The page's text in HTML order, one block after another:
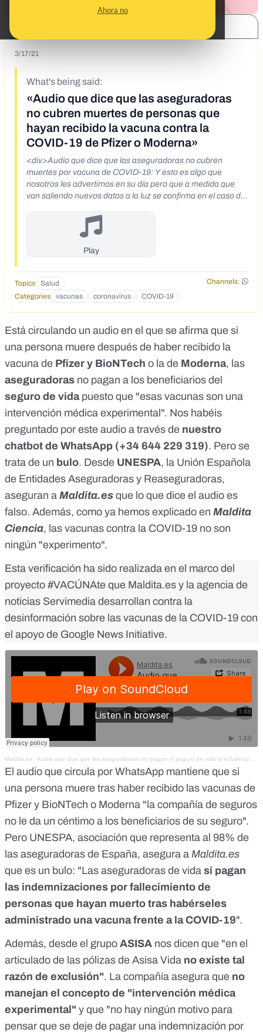
Ahora no
3/17/21
What's being said:
«Audio que dice que las aseguradoras
no cubren muertes de personas que
hayan recibido la vacuna contra la
COVID-19 de Pfizer o Moderna»
<div>Audio que dice que las aseguradoras no cubren
muertes por vacuna de COVID-19: Y esto es algo que
nosotros les advertimos en su día pero que a medida que
van saliendo nuevos datos a la luz se confirma en el caso de
vacuna de Pfizer o Moderna, las compañías de seguros no
van a pagar.</div>
Play
Topics Salud
Channels:
Categories
vacunas coronavirus COVID-19
Está circulando un audio en el que se afirma que si
una persona muere después de haber recibido la
vacuna de Pfizer y BioNTech o la de Moderna, las
aseguradoras no pagan a los beneficiarios del
seguro de vidapuesto que "esas vacunas son una
intervención médica experimental". Nos habéis
preguntado por este audio a través de nuestro
chatbot de WhatsApp (+34 644 229 319). Pero se
trata de un bulo. Desde UNESPA, la Unión Española
de Entidades Aseguradoras y Reaseguradoras,
aseguran a Maldita.es que lo que dice el audio es
falso. Además, como ya hemos explicado en Maldita
Ciencia, las vacunas contra la COVID-19 no son
ningún "experimento".
Esta verificación ha sido realizada en el marco del
proyecto #VACÚNAte que Maldita.es y la agencia de
noticias Servimedia desarrollan contra la
desinformación sobre las vacunas de la COVID-19 con
el apoyo de Google News Initiative.
Maldita.es · Audio que dice que las aseguradoras no pagan el seguro de vida si el fallecido se había vacunado
El audio que circula por WhatsApp mantiene que si
una persona muere tras haber recibido las vacunas de
Pfizer y BioNTech o Moderna "la compañía de seguros
no le da un céntimo a los beneficiarios de su seguro".
Pero UNESPA, asociación que representa al 98% de
las aseguradoras de España, asegura a Maldita.es
que es un bulo: "Las aseguradoras de vida sí pagan
las indemnizaciones por fallecimiento de
personas que hayan muerto tras habérseles
administrado una vacuna frente a la COVID-19".
Además, desde el grupo ASISA nos dicen que "en el
articulado de las pólizas de Asisa Vida no existe tal
razón de exclusión". La compañía asegura que no
manejan el concepto de "intervención médica
experimental" y que "no hay ningún motivo para
pensar que se deje de pagar una indemnización por